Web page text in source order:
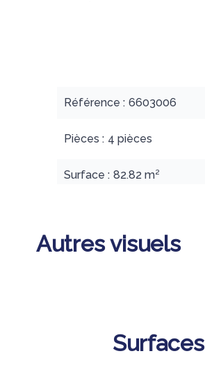
Référence 6603006
Pièces 4 pièces
Surface 82.82 m²
Autres visuels
Surfaces